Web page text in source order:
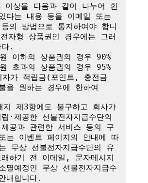
이상을 다음과 같이 나누어 환
다는 내용 등을 이메일 또는
의 방법으로 통지하여야 합니
자형 상품권인 경우에는 그러
.
을 원하는 경우에 한하여
제3항에도 불구하고 회사가
·제공한 선불전자지급수단의
제공과 관련한 서비스 등의 구
는 이벤트 페이지의 안내에 따
무상 선불전자지급수단의 유
래하기 전 이메일, 문자메시지
멸예정인 무상 선불전자지급수
내합니다.